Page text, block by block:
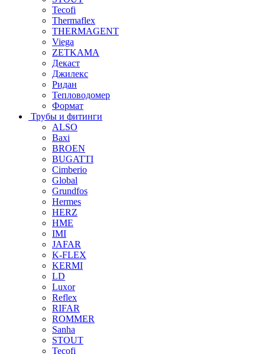
Tecofi
Thermaflex
THERMAGENT
Viega
ZETKAMA
Декаст
Джилекс
Ридан
Тепловодомер
Формат
Трубы и фитинги
ALSO
Baxi
BROEN
BUGATTI
Cimberio
Global
Grundfos
Hermes
HERZ
HME
IMI
JAFAR
K-FLEX
KERMI
LD
Luxor
Reflex
RIFAR
ROMMER
Sanha
STOUT
Tecofi